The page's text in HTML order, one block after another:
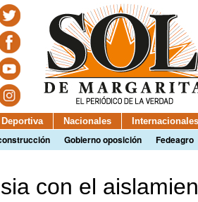
Nacionales Internacionales
Gobierno oposición Fedeagro
con el